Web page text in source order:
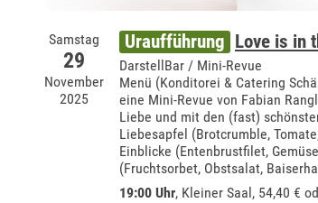
Samstag
29
November
2025
Uraufführung Love is in
DarstellBar / Mini-Revue
Menü (Konditorei & Catering
eine Mini-Revue von Fabian
Liebe und mit den (fast)
Liebesapfel (Brotcrumble,
Einblicke (Entenbrustfilet,
(Fruchtsorbet, Obstsalat,
19:00 Uhr, Kleiner Saal, 54,40 €